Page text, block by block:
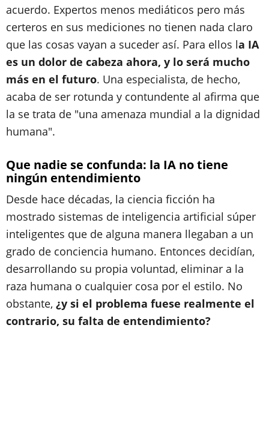
acuerdo. Expertos menos mediáticos pero más
certeros en sus mediciones no tienen nada claro
que las cosas vayan a suceder así. Para ellos la IA
es un dolor de cabeza ahora, y lo será mucho
más en el futuro. Una especialista, de hecho,
acaba de ser rotunda y contundente al afirma que
la se trata de "una amenaza mundial a la dignidad
humana".
Que nadie se confunda: la IA no tiene
ningún entendimiento
Desde hace décadas, la ciencia ficción ha
mostrado sistemas de inteligencia artificial súper
inteligentes que de alguna manera llegaban a un
grado de conciencia humano. Entonces decidían,
desarrollando su propia voluntad, eliminar a la
raza humana o cualquier cosa por el estilo. No
obstante, ¿y si el problema fuese realmente el
contrario, su falta de entendimiento?